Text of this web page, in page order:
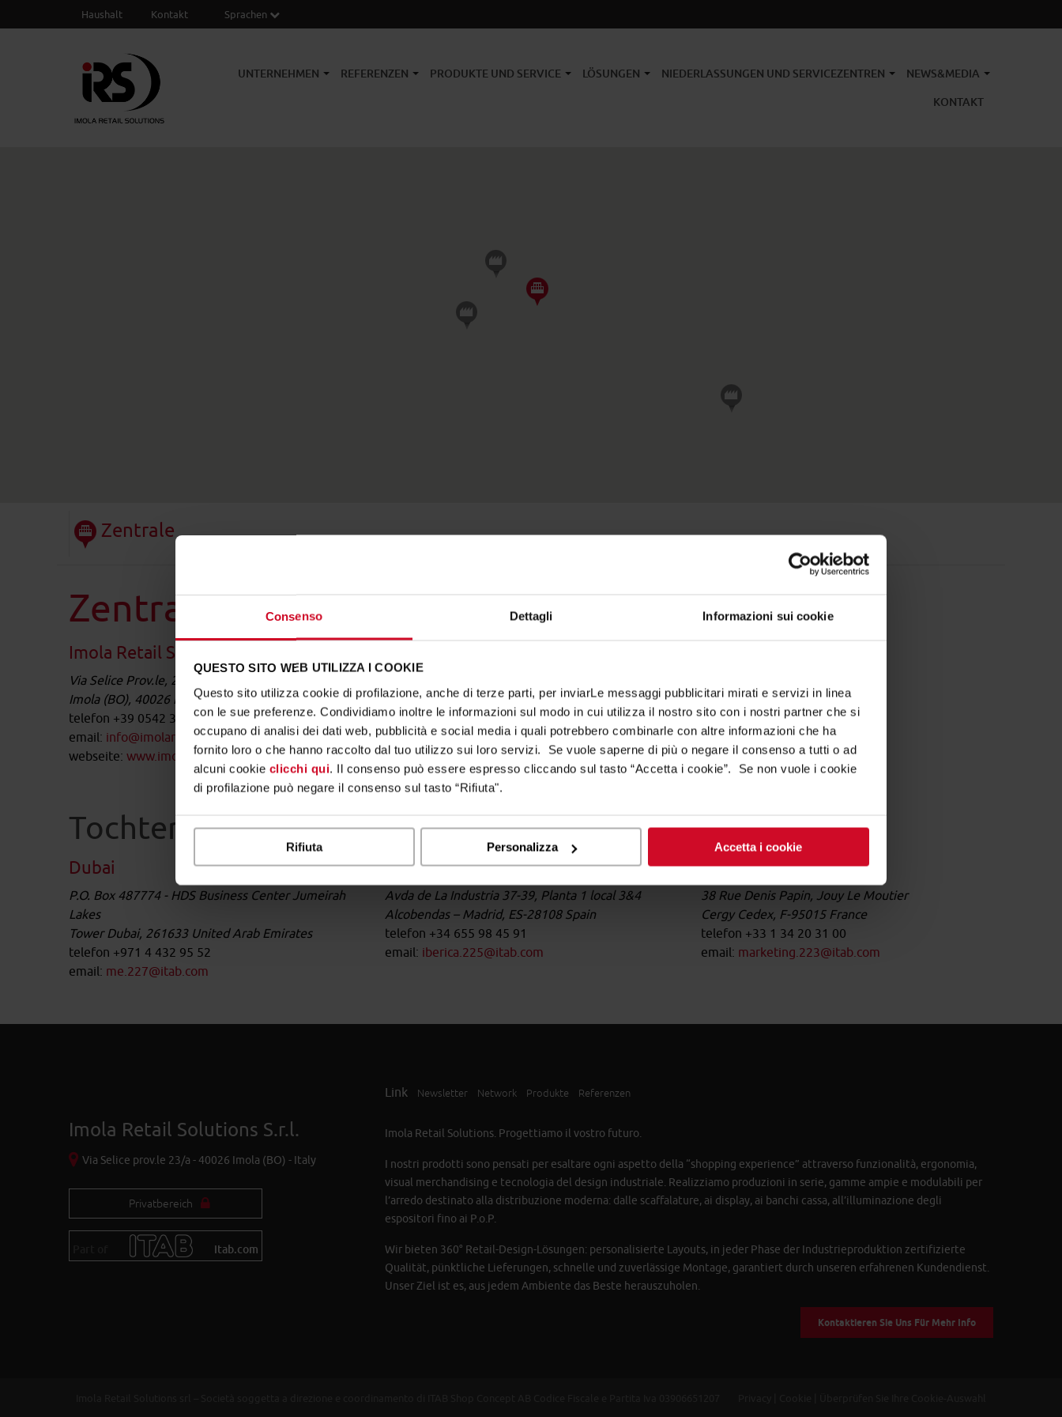
Consenso Dettagli Informazioni sui cookie
QUESTO SITO WEB UTILIZZA I COOKIE
Questo sito utilizza cookie di profilazione, anche di terze parti, per inviarLe messaggi pubblicitari mirati e servizi in linea
con le sue preferenze. Condividiamo inoltre le informazioni sul modo in cui utilizza il nostro sito con i nostri partner che si
occupano di analisi dei dati web, pubblicità e social media i quali potrebbero combinarle con altre informazioni che ha
fornito loro o che hanno raccolto dal tuo utilizzo sui loro servizi. Se vuole saperne di più o negare il consenso a tutti o ad
alcuni cookie clicchi qui. Il consenso può essere espresso cliccando sul tasto “Accetta i cookie”. Se non vuole i cookie
di profilazione può negare il consenso sul tasto “Rifiuta".
Rifiuta Personalizza Accetta i cookie
Haushalt Kontakt Sprachen
UNTERNEHMEN REFERENZEN PRODUKTE UND SERVICE LÖSUNGEN NIEDERLASSUNGEN UND SERVICEZENTREN NEWS&MEDIA
KONTAKT
Zentrale
Zentrale
Imola Retail Solutions srl
Via Selice Prov.le, 23/A
Imola (BO), 40026 Bologna Italy
telefon +39 0542 363600
email: info@imolaretail.com
webseite: www.imolaretail.com
Tochtergesellschaften
Dubai
P.O. Box 487774 - HDS Business Center Jumeirah
Lakes
Tower Dubai, 261633 United Arab Emirates
telefon +971 4 432 95 52
email: me.227@itab.com
Madrid
Avda de La Industria 37-39, Planta 1 local 3&4
Alcobendas – Madrid, ES-28108 Spain
telefon +34 655 98 45 91
email: iberica.225@itab.com
Paris
38 Rue Denis Papin, Jouy Le Moutier
Cergy Cedex, F-95015 France
telefon +33 1 34 20 31 00
email: marketing.223@itab.com
Imola Retail Solutions S.r.l.
Via Selice prov.le 23/a - 40026 Imola (BO) - Italy
Privatbereich
itab.com
Link Newsletter Network Produkte Referenzen
Imola Retail Solutions. Progettiamo il vostro futuro.
I nostri prodotti sono pensati per esaltare ogni aspetto della “shopping experience” attraverso funzionalità, ergonomia,
visual merchandising e tecnologia del design industriale. Realizziamo produzioni in serie, gamme ampie e modulabili per
l’arredo destinato alla distribuzione moderna: dalle scaffalature, ai display, ai banchi cassa, all’illuminazione degli
espositori fino ai P.o.P.
Wir bieten 360° Retail-Design-Lösungen: personalisierte Layouts, in jeder Phase der Industrieproduktion zertifizierte
Qualität, pünktliche Lieferungen, schnelle und zuverlässige Montage, garantiert durch unseren erfahrenen Kundendienst.
Unser Ziel ist es, aus jedem Ambiente das Beste herauszuholen.
Kontaktieren Sie Uns Für Mehr Info